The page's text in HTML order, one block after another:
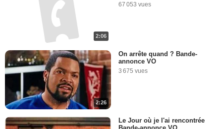
2:06
67 053 vues
2:26
On arrête quand ? Bande-
annonce VO
3 675 vues
Le Jour où je l'ai rencontrée